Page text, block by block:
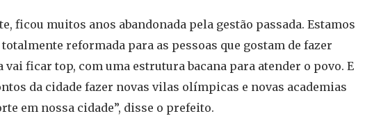
ficou muitos anos abandonada pela gestão passada. Estamos
reformada para as pessoas que gostam de fazer
ficar top, com uma estrutura bacana para atender o povo. E
da cidade fazer novas vilas olímpicas e novas academias
em nossa cidade”, disse o prefeito.